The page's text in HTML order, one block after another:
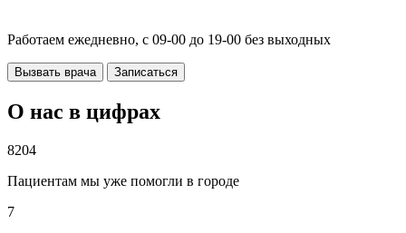
Работаем ежедневно, с 09-00 до 19-00 без выходных
Вызвать врача Записаться
О нас в цифрах
8204
Пациентам мы уже помогли в городе
7